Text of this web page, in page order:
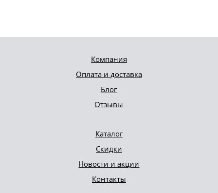
Компания
Оплата и доставка
Блог
Отзывы
Каталог
Скидки
Новости и акции
Контакты